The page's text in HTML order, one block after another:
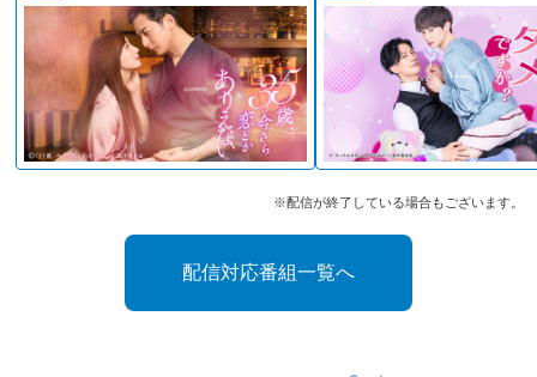
※配信が終了している場合もございます。
配信対応番組一覧へ